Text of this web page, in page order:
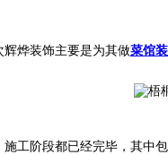
烨装饰主要是为其做菜馆
工阶段都已经完毕，其中